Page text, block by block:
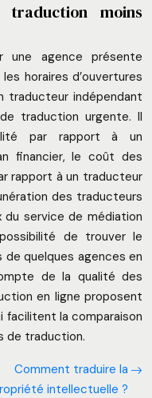
moins
agence présente
horaires d’ouvertures
traducteur indépendant
traduction urgente. Il
par rapport à un
financier, le coût des
rapport à un traducteur
des traducteurs
du service de médiation
de trouver le
quelques agences en
de la qualité des
en ligne proposent
facilitent la comparaison
de traduction.
Comment traduire la
intellectuelle ?